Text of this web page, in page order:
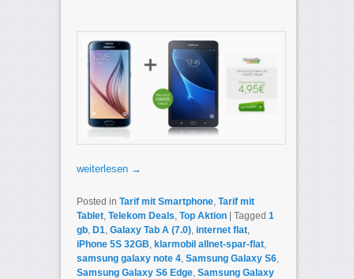
weiterlesen →
Posted in Tarif mit Smartphone, Tarif mit
Tablet, Telekom Deals Top Aktion | Tagged 1
gb, D1 Galaxy Tab A (7.0), internet flat,
iPhone 5S 32GB klarmobil allnet-spar-flat,
samsung galaxy note 4, Samsung Galaxy S6,
Samsung Galaxy S6 Edge, Samsung Galaxy